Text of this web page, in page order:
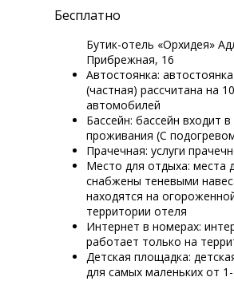
Бесплатно
Бутик-отель «Орхидея»
Прибрежная, 16
Автостоянка:
(частная) рассчитана на 10
автомобилей
Бассейн: бассейн входит
проживания (С
Прачечная: услуги
Место для отдыха: места
снабжены теневыми
находятся на
территории отеля
Интернет в номерах:
работает только на
Детская площадка:
для самых маленьких от